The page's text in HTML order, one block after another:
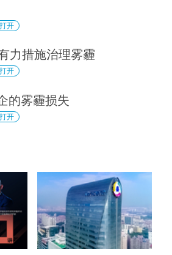
开
力措施治理雾霾
开
的雾霾损失
开